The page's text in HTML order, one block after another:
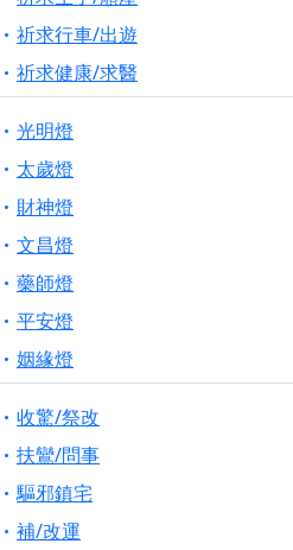
祈求行車/出遊
祈求健康/求醫
光明燈
太歲燈
財神燈
文昌燈
藥師燈
平安燈
姻緣燈
收驚/祭改
扶鸞/問事
驅邪鎮宅
補/改運